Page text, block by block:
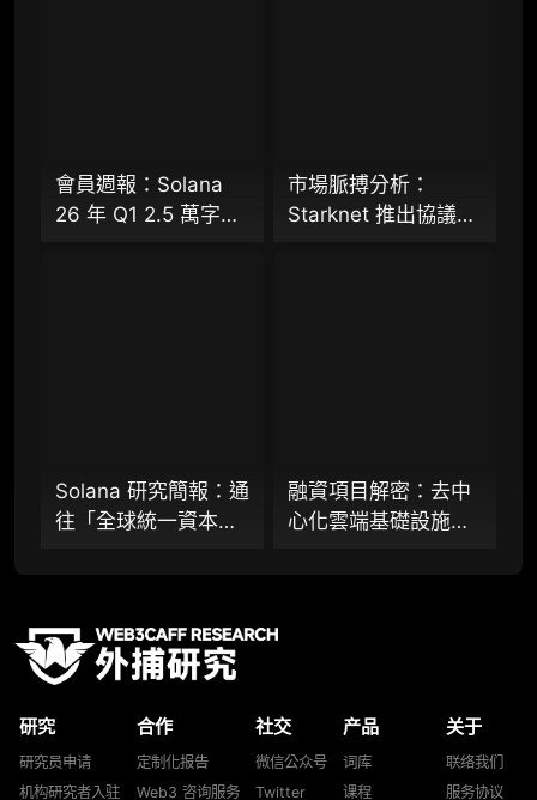
资产）​
定制化研究服务（1次，课题/选题经审核通过
分析师 1 对 1 沟通（1 小时，话题需审核）
淀内容）
机构专属社群（与业内高管、机构、基金等共
可下载报告 PDF 版（24 次/年）
會員週報：Solana
26 年 Q1 2.5 萬字研
市場脈搏分析：
Starknet 推出協議級
Solana 研究簡報：通
往「全球統一資本市
融資項目解密：去中
心化雲端基礎設施
研究
研究员申请
机构研究者入驻
合作
定制化报告
Web3 咨询服务
社交
微信公众号
Twitter
产品
词库
课程
关于
联络我们
服务协议